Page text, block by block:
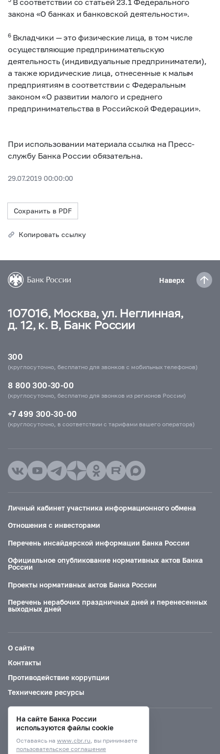
закона «О банках и банковской деятельности».
6 Вкладчики — это физические лица, в том числе
осуществляющие предпринимательскую
деятельность (индивидуальные предприниматели),
а также юридические лица, отнесенные к малым
предприятиям в соответствии с Федеральным
законом «О развитии малого и среднего
предпринимательства в Российской Федерации».
При использовании материала ссылка на Пресс-
службу Банка России обязательна.
29.07.2019 00:00:00
Сохранить в PDF
Копировать ссылку
Наверх
107016, Москва, ул. Неглинная,
д. 12, к. В, Банк России
300
(круглосуточно, бесплатно для звонков с мобильных телефонов)
8 800 300-30-00
(круглосуточно, бесплатно для звонков из регионов России)
+7 499 300-30-00
(круглосуточно, в соответствии с тарифами вашего оператора)
Личный кабинет участника информационного обмена
Отношения с инвесторами
Перечень инсайдерской информации Банка России
Официальное опубликование нормативных актов Банка
России
Проекты нормативных актов Банка России
Перечень нерабочих праздничных дней и перенесенных
выходных дней
О сайте
Контакты
Противодействие коррупции
Технические ресурсы
Версия для слабовидящих
На сайте Банка России
используются файлы cookie
Оставаясь на www.cbr.ru, вы принимаете
пользовательское соглашение